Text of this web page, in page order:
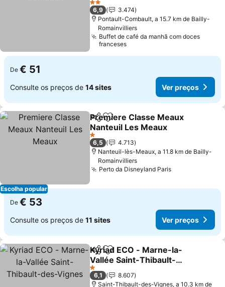
2 Estrelas
6,9
3.474
Pontault-Combault, a 15.7 km de Bailly-
Romainvilliers
Buffet de café da manhã com doces
franceses
De € 51
Consulte os preços de 14 sites Ver preços
Escolha popular
PartilharAdicionar aos favoritos
Premiere Classe Meaux
Nanteuil Les Meaux
1 Estrelas
6,5
4.713
Nanteuil-lès-Meaux, a 11.8 km de Bailly-
Romainvilliers
Perto da Disneyland Paris
De € 53
Consulte os preços de 11 sites Ver preços
PartilharAdicionar aos favoritos
Kyriad ECO - Marne-la-
Vallée Saint-Thibault-
des-Vignes
1 Estrelas
6,1
8.607
Saint-Thibault-des-Vignes, a 10.3 km de